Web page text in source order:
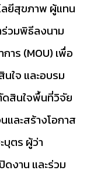
ยีสุขภาพ ผู้แทน
วมพิธีลงนาม
าร (MOU) เพื่อ
ใจ และอบรม
ดสินใจพื้นที่วิจัย
และสร้างโอกาส
บุตร ผู้ว่า
ดงาน และร่วม